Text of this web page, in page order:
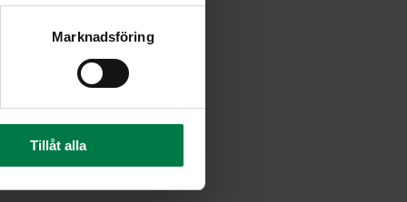
Marknadsföring
Tillåt alla